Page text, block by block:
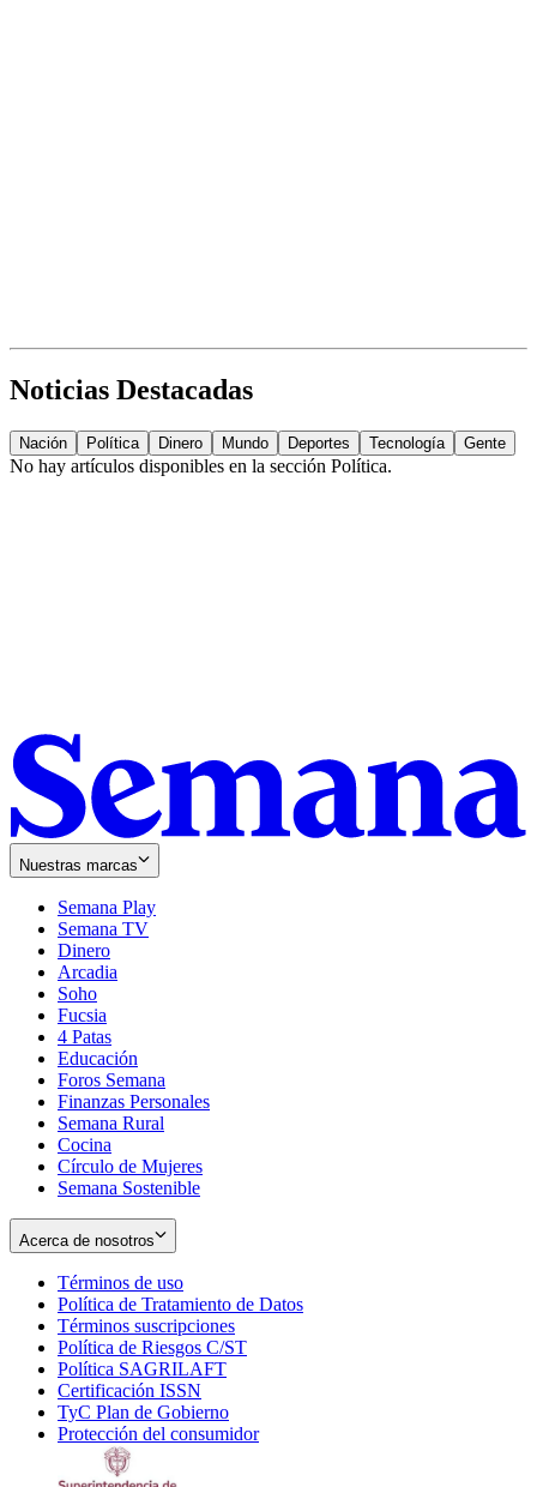
Noticias Destacadas
Nación Política Dinero Mundo Deportes Tecnología Gente
No hay artículos disponibles en la sección Política.
Nuestras marcas
Semana Play
Semana TV
Dinero
Arcadia
Soho
in
new
window
Fucsia
in
new
window
4 Patas
Educación
Foros Semana
Finanzas Personales
Semana Rural
Cocina
Círculo de Mujeres
Semana Sostenible
Acerca de nosotros
Términos de uso
in
new
window
Política de Tratamiento de Datos
Términos suscripciones
in
Política de Riesgos C/ST
Política SAGRILAFT
new
window
Certificación ISSN
in
new
TyC Plan de Gobierno
in
Protección del consumidorOpens